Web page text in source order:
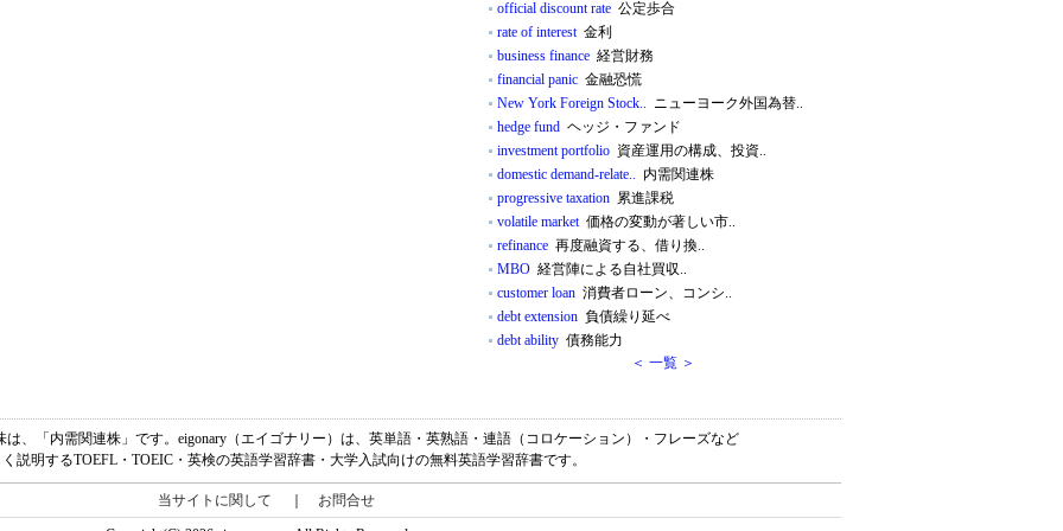
official discount rate 公定歩合
rate of interest金利
business finance 経営財務
financial panic 金融恐慌
New York Foreign Stock.. ニューヨーク外国為替..
hedge fund ヘッジ・ファンド
investment portfolio 資産運用の構成、投資..
domestic demand-relate.. 内需関連株
progressive taxation 累進課税
volatile market価格の変動が著しい市..
refinance 再度融資する、借り換..
MBO 経営陣による自社買収..
customer loan 消費者ローン、コンシ..
debt extension 負債繰り延べ
debt ability 債務能力
＜ 一覧 ＞
味は、「内需関連株」です。eigonary（エイゴナリー）は、英単語・英熟語・連語（コロケーション）・フレーズなど
説明するTOEFL・TOEIC・英検の英語学習辞書・大学入試向けの無料英語学習辞書です。
当サイトに関して お問合せ